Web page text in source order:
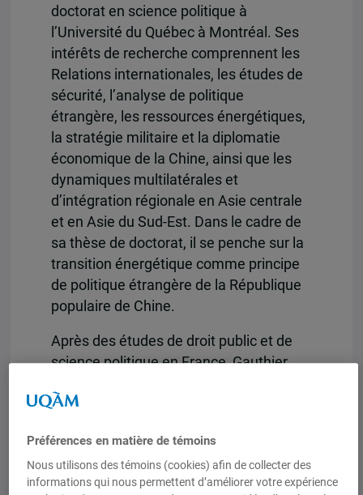
doctorat en science politique à
l’Université du Québec à Montréal. Ses
intérêts de recherche comprennent les
Relations internationales, les études de
sécurité, l’analyse de politique
étrangère, les ressources énergétiques,
la stratégie militaire et la diplomatie
économique de la Chine, ainsi que les
dynamiques multilatérales et
d’intégration régionale en Asie centrale
et en Asie du Sud-Est. Dans le cadre de
sa thèse de doctorat, il se penche sur la
transition énergétique comme principe
de politique étrangère de la République
populaire de Chine.
Après des études de droit public et de
science politique en France, Gauthier
l’anglais et conduit des recherches sur la
siècles à l’Université de Montréal, au
terme desquelles il a obtenu une
mention d’excellence.
Préférences en matière de témoins
Nous utilisons des témoins (cookies) afin de collecter des
informations qui nous permettent d’améliorer votre expérience